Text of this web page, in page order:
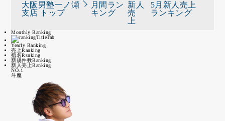
大阪男塾一ノ瀬
支店 トップ
月間ラン
キング
新人
売
上
5月新人売上
ランキング
Monthly Ranking
Yearly Ranking
売上Ranking
指名Rsnking
新規件数Ranking
新人売上Ranking
NO. 1
斗魔